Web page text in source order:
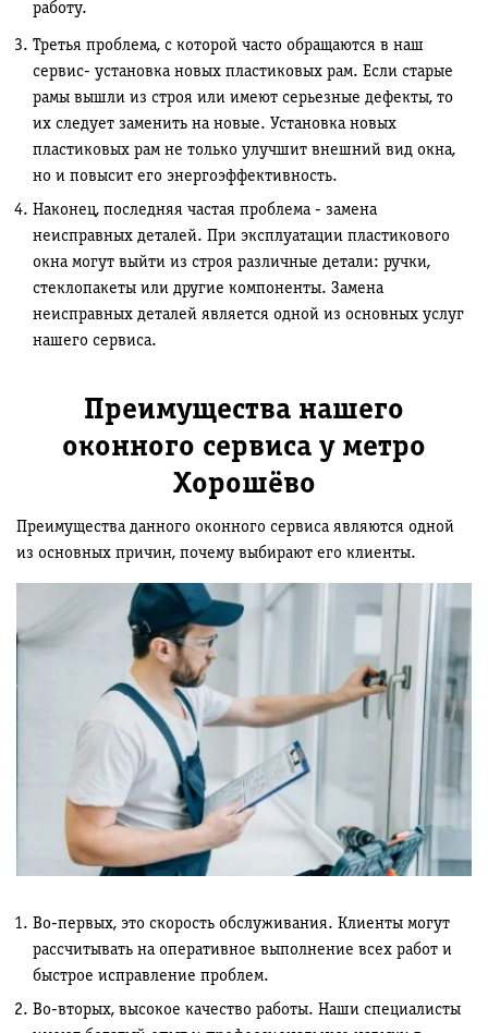
работу.
Третья проблема, с которой часто обращаются в наш
сервис- установка новых пластиковых рам. Если старые
рамы вышли из строя или имеют серьезные дефекты, то
их следует заменить на новые. Установка новых
пластиковых рам не только улучшит внешний вид окна,
но и повысит его энергоэффективность.
Наконец, последняя частая проблема - замена
неисправных деталей. При эксплуатации пластикового
окна могут выйти из строя различные детали: ручки,
стеклопакеты или другие компоненты. Замена
неисправных деталей является одной из основных услуг
нашего сервиса.
Преимущества нашего
оконного сервиса у метро
Хорошёво
Преимущества данного оконного сервиса являются одной
из основных причин, почему выбирают его клиенты.
Во-первых, это скорость обслуживания. Клиенты могут
рассчитывать на оперативное выполнение всех работ и
быстрое исправление проблем.
Во-вторых, высокое качество работы. Наши специалисты